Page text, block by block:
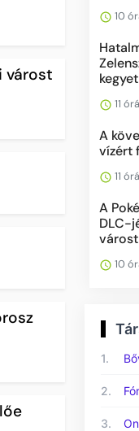
várost
10
11
A
vízért
11
A
DLC-
10
1.
2.
3.